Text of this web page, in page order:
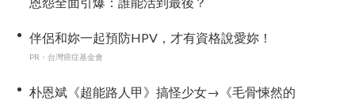
伴侶和妳一起預防HPV，才有資格說愛妳！
PR・台灣癌症基金會
朴恩斌《超能路人甲》搞怪少女→《毛骨悚然的